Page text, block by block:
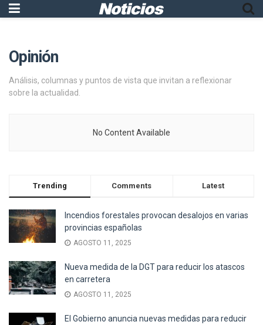
Opinión
Análisis, columnas y puntos de vista que invitan a reflexionar
sobre la actualidad.
No Content Available
Trending Comments Latest
Incendios forestales provocan desalojos en varias
provincias españolas
AGOSTO 11, 2025
Nueva medida de la DGT para reducir los atascos
en carretera
AGOSTO 11, 2025
El Gobierno anuncia nuevas medidas para reducir